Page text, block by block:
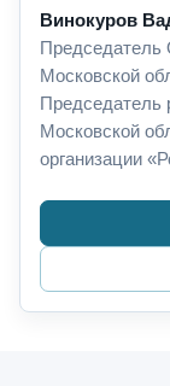
Винокуров
Председатель
Московской
Председатель
Московской
организации